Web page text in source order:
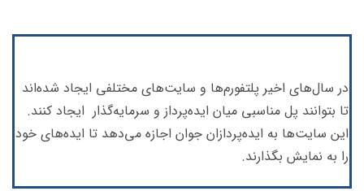
در سال‌های اخیر پلتفورم‌ها و سایت‌های مختلفی ایجاد شده‌اند
تا بتوانند پل مناسبی میان ایده‌پرداز و سرمایه‌گذار ایجاد کنند.
این سایت‌ها به ایده‌پردازان جوان اجازه می‌دهد تا ایده‌های خود
را به نمایش بگذارند.